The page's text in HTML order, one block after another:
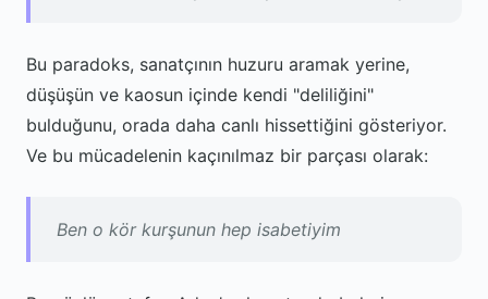
Bu paradoks, sanatçının huzuru aramak yerine,
düşüşün ve kaosun içinde kendi "deliliğini"
bulduğunu, orada daha canlı hissettiğini gösteriyor.
Ve bu mücadelenin kaçınılmaz bir parçası olarak:
Ben o kör kurşunun hep isabetiyim